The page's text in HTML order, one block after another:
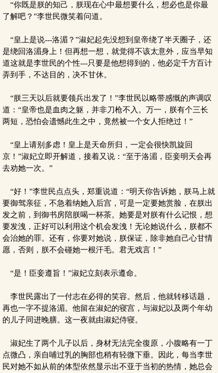
“你既是朕的知己，朕现在心中最想要什么，想必也是你最
了解吧？”李世民微笑着问道。
“皇上是说---洛湄？”淑妃起先没想到皇帝绕了半天圈子，还
是绕回洛湄身上！但再想一想，就觉得不该太意外，应当早知
道这就是李世民的个性---只要是他想得到的，他必定千方百计
弄到手，不达目的，决不甘休。
“朕三天以后就要领兵出发了！”李世民以略带感慨的声调叹
道：“皇帝也是血肉之躯，并非刀枪不入。万一，朕有个三长
两短，恐怕会遗憾此生之中，竟然被一个女人拒绝过！”
“皇上请别多虑！皇上是天命所归，一定会很快凯旋回
京！”淑妃立即开解道，接着又说：“至于洛湄，臣妾明天会再
去劝她一次。”
“好！”李世民点点头，郑重说道：“明天你告诉她，朕马上就
要御驾亲征，不急着纳她入后宫，可是一定要她赏脸，在朕出
发之前，到御书房陪朕喝一杯茶。她要是对朕有什么记恨，想
要发洩，正好可以利用这个机会发洩！无论她说什么，朕都不
会治她的罪。还有，你要对她说，朕保证，除非她自己心甘情
愿，否则，朕不会碰她一根汗毛。君无戏言！”
“是！臣妾遵旨！”淑妃立刻表示遵命。
李世民露出了一付志在必得的笑容。然后，他就转移话题，
再也一字不提洛湄。他留在淑妃的寝宫，与淑妃以及两个年幼
的儿子同进晚膳。这一夜就由淑妃侍寝。
淑妃生了两个儿子以后，身材无法完全復原，小腹略有一丁
点微凸，亲自哺过乳的胸部也稍有轻微下垂。因此，每当李世
民对她不如从前的体型依然显示出不亚于当初的热情，她总会